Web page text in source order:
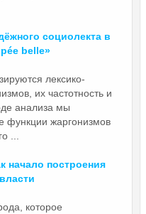
социолекта в
belle»
лексико-
их частотность и
анализа мы
функции жаргонизмов
...
начало построения
которое